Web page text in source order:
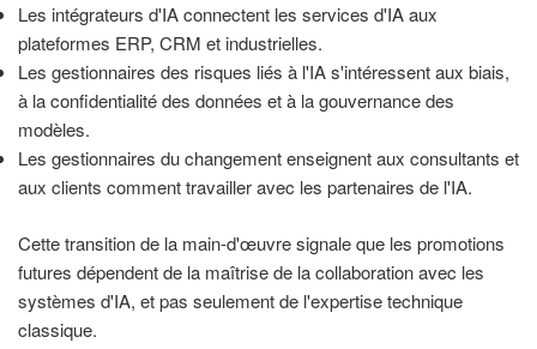
Les intégrateurs d'IA connectent les services d'IA aux
plateformes ERP, CRM et industrielles.
Les gestionnaires des risques liés à l'IA s'intéressent aux biais,
à la confidentialité des données et à la gouvernance des
modèles.
Les gestionnaires du changement enseignent aux consultants et
aux clients comment travailler avec les partenaires de l'IA.
Cette transition de la main-d'œuvre signale que les promotions
futures dépendent de la maîtrise de la collaboration avec les
systèmes d'IA, et pas seulement de l'expertise technique
classique.